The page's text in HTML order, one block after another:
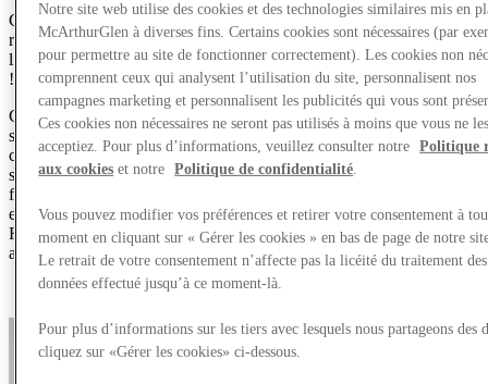
Chez McArthurGlen West Midlands, nous sommes toujours à la
recherche de nouvelles marques passionnantes et d’expériences
limitées pour rendre votre aventure shopping encore plus inoubliable
!
Cette année, nous ferons venir des marques fraîches et
soigneusement sélectionnées dans notre unité éphémère exclusive à
côté de Wagamama chaque saison – alors assurez-vous de venir
souvent et soyez les premiers à découvrir les nouveautés. Que vous
fassiez du shopping pour quelque chose de spécial ou que vous
exploriez, il y a toujours quelque chose d’excitant qui vous attend.
Restez à l’écoute et restez à l’affût car les nouvelles arrivées
approchent à grands pas !
Notre site web utilise des cookies et des technologies similaires mis en
McArthurGlen à diverses fins. Certains cookies sont nécessaires (par
pour permettre au site de fonctionner correctement). Les cookies non
comprennent ceux qui analysent l’utilisation du site, personnalisent nos
campagnes marketing et personnalisent les publicités qui vous sont
Ces cookies non nécessaires ne seront pas utilisés à moins que vous ne
acceptiez. Pour plus d’informations, veuillez consulter notre
Politique
aux cookies et notre Politique de confidentialité.
Vous pouvez modifier vos préférences et retirer votre consentement à
moment en cliquant sur « Gérer les cookies » en bas de page de notre
Le retrait de votre consentement n’affecte pas la licéité du traitement des
données effectué jusqu’à ce moment-là.
Pour plus d’informations sur les tiers avec lesquels nous partageons des
cliquez sur «Gérer les cookies» ci-dessous.